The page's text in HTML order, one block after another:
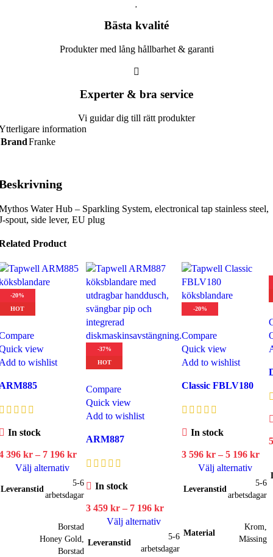
Bästa kvalité
Produkter med lång hållbarhet & garanti
Experter & bra service
Vi guidar dig till rätt produkter
information
BrandFranke
Water Hub – Sparkling System, electronical tap stainless steel,
spout, side lever, EU plug
Product
-20%
HOT
view
to wishlist
In stock
396 kr – 7 196 krPrisintervall:
396 kr
till
Välj alternativ
Leveranstid
5-6
arbetsdagar
Borstad
Honey Gold
Borstad
-37%
HOT
Compare
Quick view
Add to wishlist
ARM887
In stock
3 459 kr – 7 196 krPrisintervall:
459 kr
till
Välj alternativ
här
Leveranstid
5-6
arbetsdagar
-20%
Compare
Quick view
Add to wishlist
Classic FBLV180
In stock
3 596 kr – 5 196 kr
till
Välj alternativ
här
flera
Leveranstid
5-6
arbetsdagar
Material
Krom
Mässing